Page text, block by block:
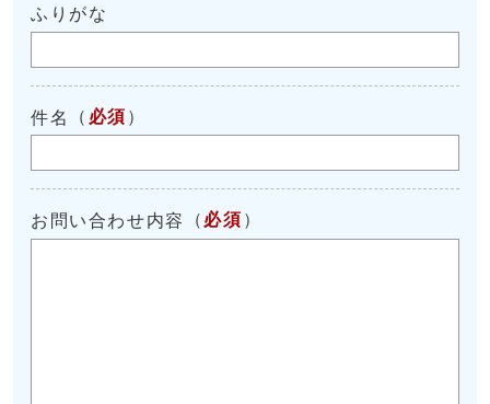
ふりがな
件名 （ 必須 ）
お問い合わせ内容 （ 必須 ）